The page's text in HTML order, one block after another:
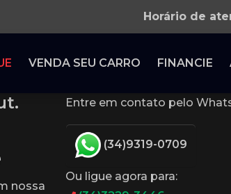
Horário de
VENDA SEU CARRO FINANCIE
nossa
Entre em contato pelo
(34)9319-0709
Ou ligue agora para: